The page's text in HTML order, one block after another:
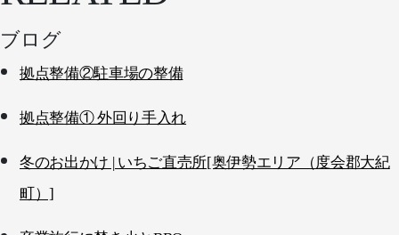
ブログ
拠点整備②駐車場の整備
拠点整備① 外回り手入れ
冬のお出かけ | いちご直売所[奥伊勢エリア（度会郡大紀
町）]